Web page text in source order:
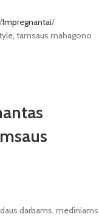
Impregnantai
tamsaus mahagono
darbams, mediniams